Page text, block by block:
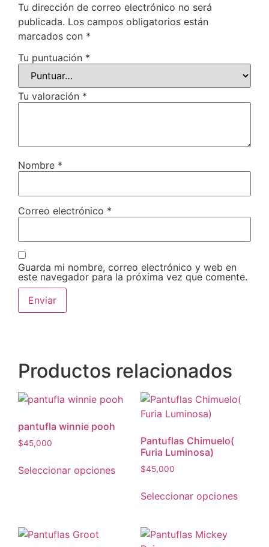
Tu dirección de correo electrónico no será
publicada. Los campos obligatorios están
marcados con *
Tu puntuación *
Tu valoración *
Nombre *
Correo electrónico *
Guarda mi nombre, correo electrónico y web en
este navegador para la próxima vez que comente.
Productos relacionados
pantufla winnie pooh
$45,000
Seleccionar opciones
Pantuflas Chimuelo(
Furia Luminosa)
$45,000
Seleccionar opciones